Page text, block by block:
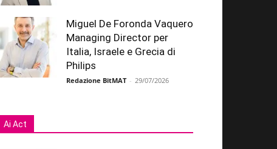
Miguel De Foronda Vaquero
Managing Director per
Italia, Israele e Grecia di
Philips
Redazione BitMAT - 29/07/2026
Ai Act